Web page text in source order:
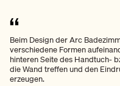
Beim Design der Arc
verschiedene Formen
hinteren Seite des Handtuch-
die Wand treffen und den
erzeugen.